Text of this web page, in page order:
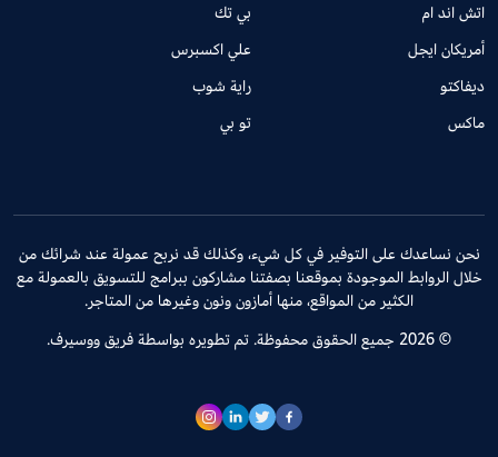
اتش اند ام
أمريكان ايجل
ديفاكتو
ماكس
بي تك
علي اكسبرس
راية شوب
تو بي
نحن نساعدك على التوفير في كل شيء، وكذلك قد نربح عمولة عند شرائك من
خلال الروابط الموجودة بموقعنا بصفتنا مشاركون ببرامج للتسويق بالعمولة مع
الكثير من المواقع، منها أمازون ونون وغيرها من المتاجر.
© 2026 جميع الحقوق محفوظة. تم تطويره بواسطة فريق ووسيرف.